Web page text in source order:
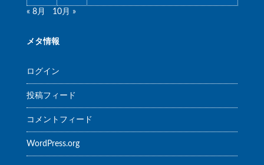
« 8月 10月 »
メタ情報
ログイン
投稿フィード
コメントフィード
WordPress.org